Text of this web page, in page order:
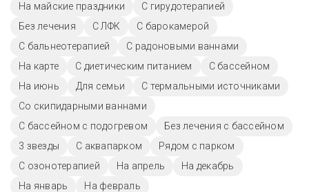
На майские праздники
С гирудотерапией
Без лечения
С ЛФК
С барокамерой
С бальнеотерапией
С радоновыми ваннами
На карте
С диетическим питанием
C бассейном
На июнь
Для семьи
С термальными источниками
Со скипидарными ваннами
С бассейном с подогревом
Без лечения с бассейном
3 звезды
С аквапарком
Рядом с парком
С озонотерапией
На апрель
На декабрь
На январь
На февраль